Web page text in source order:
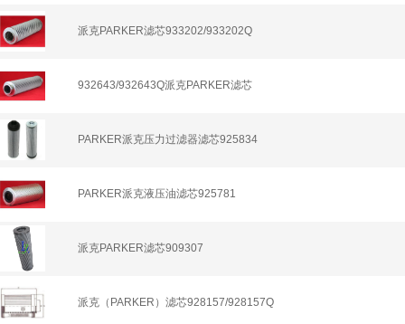
派克PARKER滤芯933202/933202Q
932643/932643Q派克PARKER滤芯
PARKER派克压力过滤器滤芯925834
PARKER派克液压油滤芯925781
派克PARKER滤芯909307
派克（PARKER）滤芯928157/928157Q